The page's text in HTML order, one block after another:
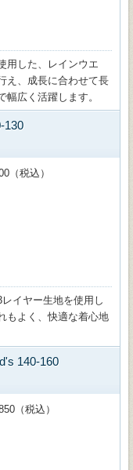
用した、レインウエ
え、成長に合わせて長
広く活躍します。
130
（税込）
イヤー生地を使用し
もよく、快適な着心地
140-160
（税込）